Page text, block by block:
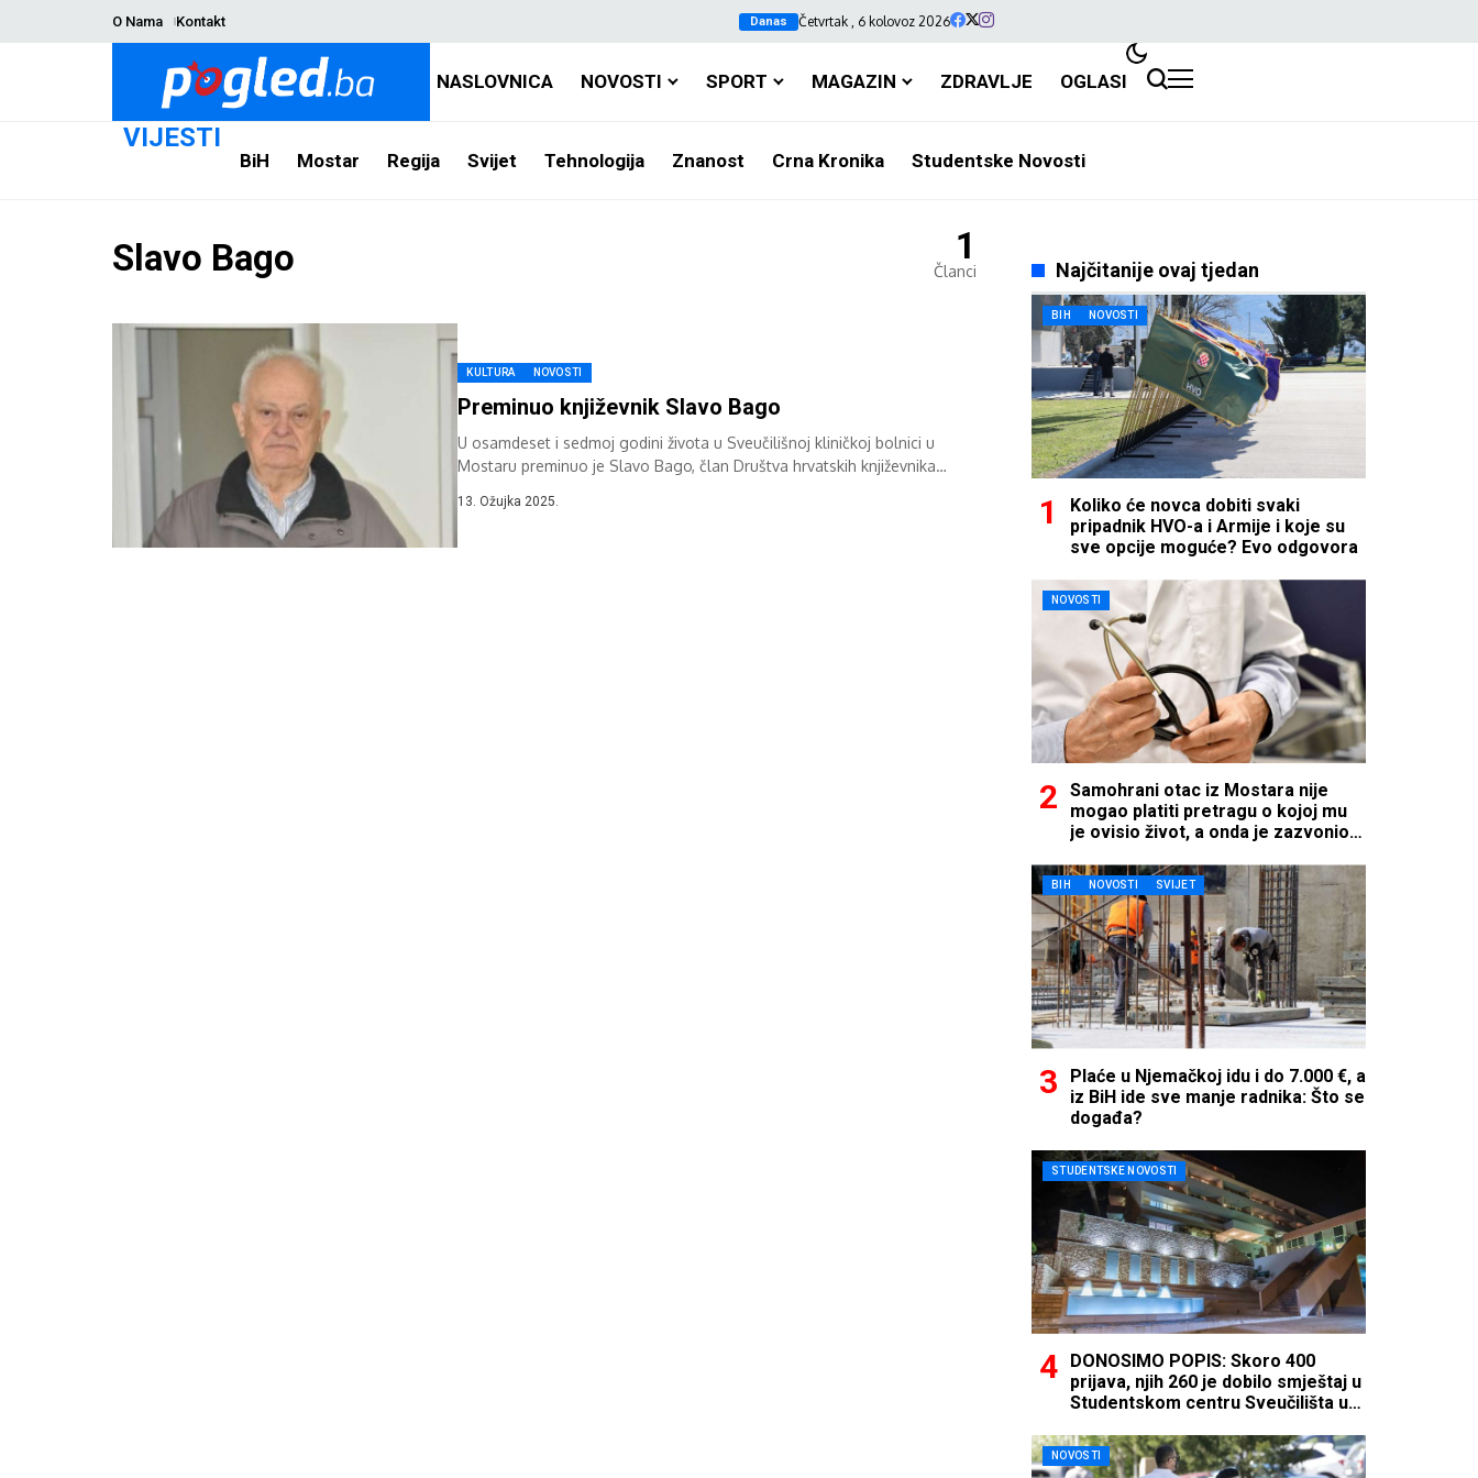
O Nama Kontakt Danas Četvrtak , 6 kolovoz 2026
NASLOVNICA NOVOSTI SPORT MAGAZIN ZDRAVLJE OGLASI
VIJESTI
BiH Mostar Regija Svijet Tehnologija Znanost Crna Kronika Studentske Novosti
Slavo Bago 1
Članci
KULTURA NOVOSTI
Preminuo književnik Slavo Bago
U osamdeset i sedmoj godini života u Sveučilišnoj kliničkoj bolnici u
Mostaru preminuo je Slavo Bago, član Društva hrvatskih književnika
13. Ožujka 2025.
Najčitanije ovaj tjedan
BIH NOVOSTI
Koliko će novca dobiti svaki
pripadnik HVO-a i Armije i koje su
sve opcije moguće? Evo odgovora
NOVOSTI
Samohrani otac iz Mostara nije
mogao platiti pretragu o kojoj mu
je ovisio život, a onda je zazvonio
BIH NOVOSTI SVIJET
Plaće u Njemačkoj idu i do 7.000 €, a
iz BiH ide sve manje radnika: Što se
događa?
STUDENTSKE NOVOSTI
DONOSIMO POPIS: Skoro 400
prijava, njih 260 je dobilo smještaj u
Studentskom centru Sveučilišta u
NOVOSTI